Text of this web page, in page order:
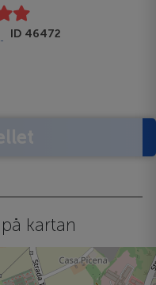
ID 46472
på kartan